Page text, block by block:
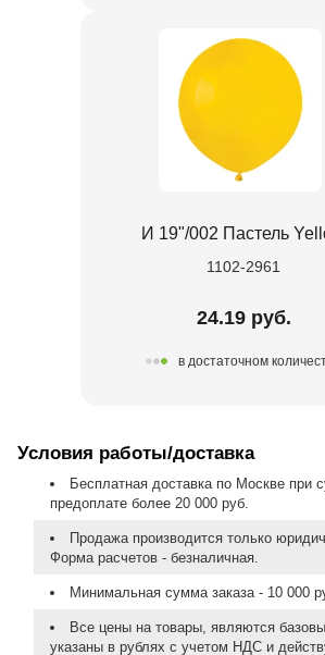
И 19"/002 Пастель
1102-2961
24.19 руб.
в достаточном
Условия работы/доставка
Бесплатная доставка по Москве при
предоплате более 20 000 руб.
Продажа производится только
Форма расчетов - безналичная.
Минимальная сумма заказа - 10 000
Все цены на товары, являются
указаны в рублях с учетом НДС и